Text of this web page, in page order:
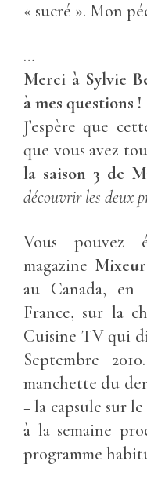
« sucré ». Mon
…
Merci à Sylvie
à mes questions !
J’espère que
que vous avez
la saison 3 de
découvrir les deux
Vous pouvez
magazine
au Canada, en
France, sur la
Cuisine TV qui
Septembre
manchette du
+ la capsule sur
à la semaine
programme